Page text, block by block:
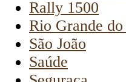
Rally 1500
Rio Grande
São João
Saúde